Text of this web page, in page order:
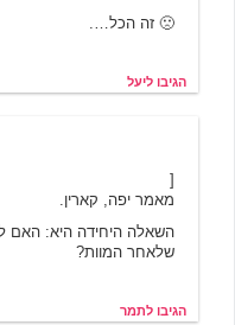
🙁 זה הכל….
הגיבו ליעל
[
מאמר יפה, קארין.
השאלה היחידה היא: האם
שלאחר המוות?
הגיבו לתמר